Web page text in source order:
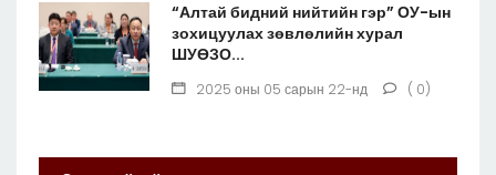
“Алтай бидний нийтийн гэр” ОУ-ын
зохицуулах зөвлөлийн хурал
ШУӨЗО...
2025 оны 05 сарын 22-нд ( 0)